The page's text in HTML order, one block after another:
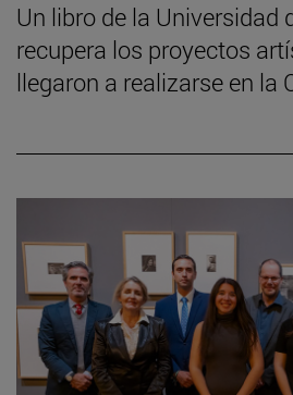
Un libro de la Universidad
recupera los proyectos
llegaron a realizarse en la